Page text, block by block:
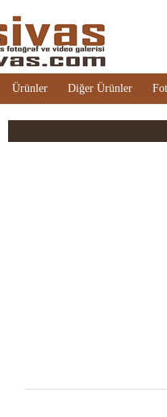
Ürünler Diğer Ürünler